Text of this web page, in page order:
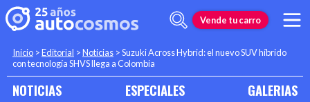
Vende tu carro
Inicio >Editorial >Noticias >Suzuki Across Hybrid: el nuevo SUV híbrido
con tecnología SHVS llega a Colombia
NOTICIAS ESPECIALES GALERIAS